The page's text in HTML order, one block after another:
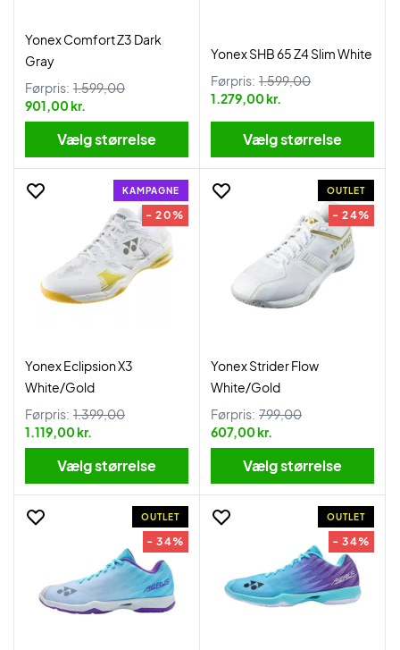
Yonex Comfort Z3 Dark
Gray
Førpris: 1.599,00
901,00 kr.
Vælg størrelse
Yonex SHB 65 Z4 Slim White
Førpris: 1.599,00
1.279,00 kr.
Vælg størrelse
KAMPAGNE
- 20%
Yonex Eclipsion X3
White/Gold
Førpris: 1.399,00
1.119,00 kr.
Vælg størrelse
OUTLET
- 24%
Yonex Strider Flow
White/Gold
Førpris: 799,00
607,00 kr.
Vælg størrelse
OUTLET
- 34%
OUTLET
- 34%